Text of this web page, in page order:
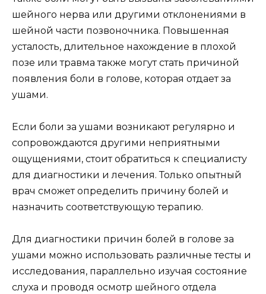
шейного нерва или другими отклонениями в
шейной части позвоночника. Повышенная
усталость, длительное нахождение в плохой
позе или травма также могут стать причиной
появления боли в голове, которая отдает за
ушами.
Если боли за ушами возникают регулярно и
сопровождаются другими неприятными
ощущениями, стоит обратиться к специалисту
для диагностики и лечения. Только опытный
врач сможет определить причину болей и
назначить соответствующую терапию.
Для диагностики причин болей в голове за
ушами можно использовать различные тесты и
исследования, параллельно изучая состояние
слуха и проводя осмотр шейного отдела